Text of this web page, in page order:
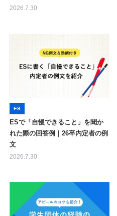
2026.7.30
ES
ESで「自慢できること」を聞か
れた際の回答例｜26卒内定者の例
文
2026.7.30